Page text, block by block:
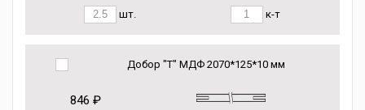
шт. к-т
Добор "Т" МДФ 2070*125*10 мм
846 ₽